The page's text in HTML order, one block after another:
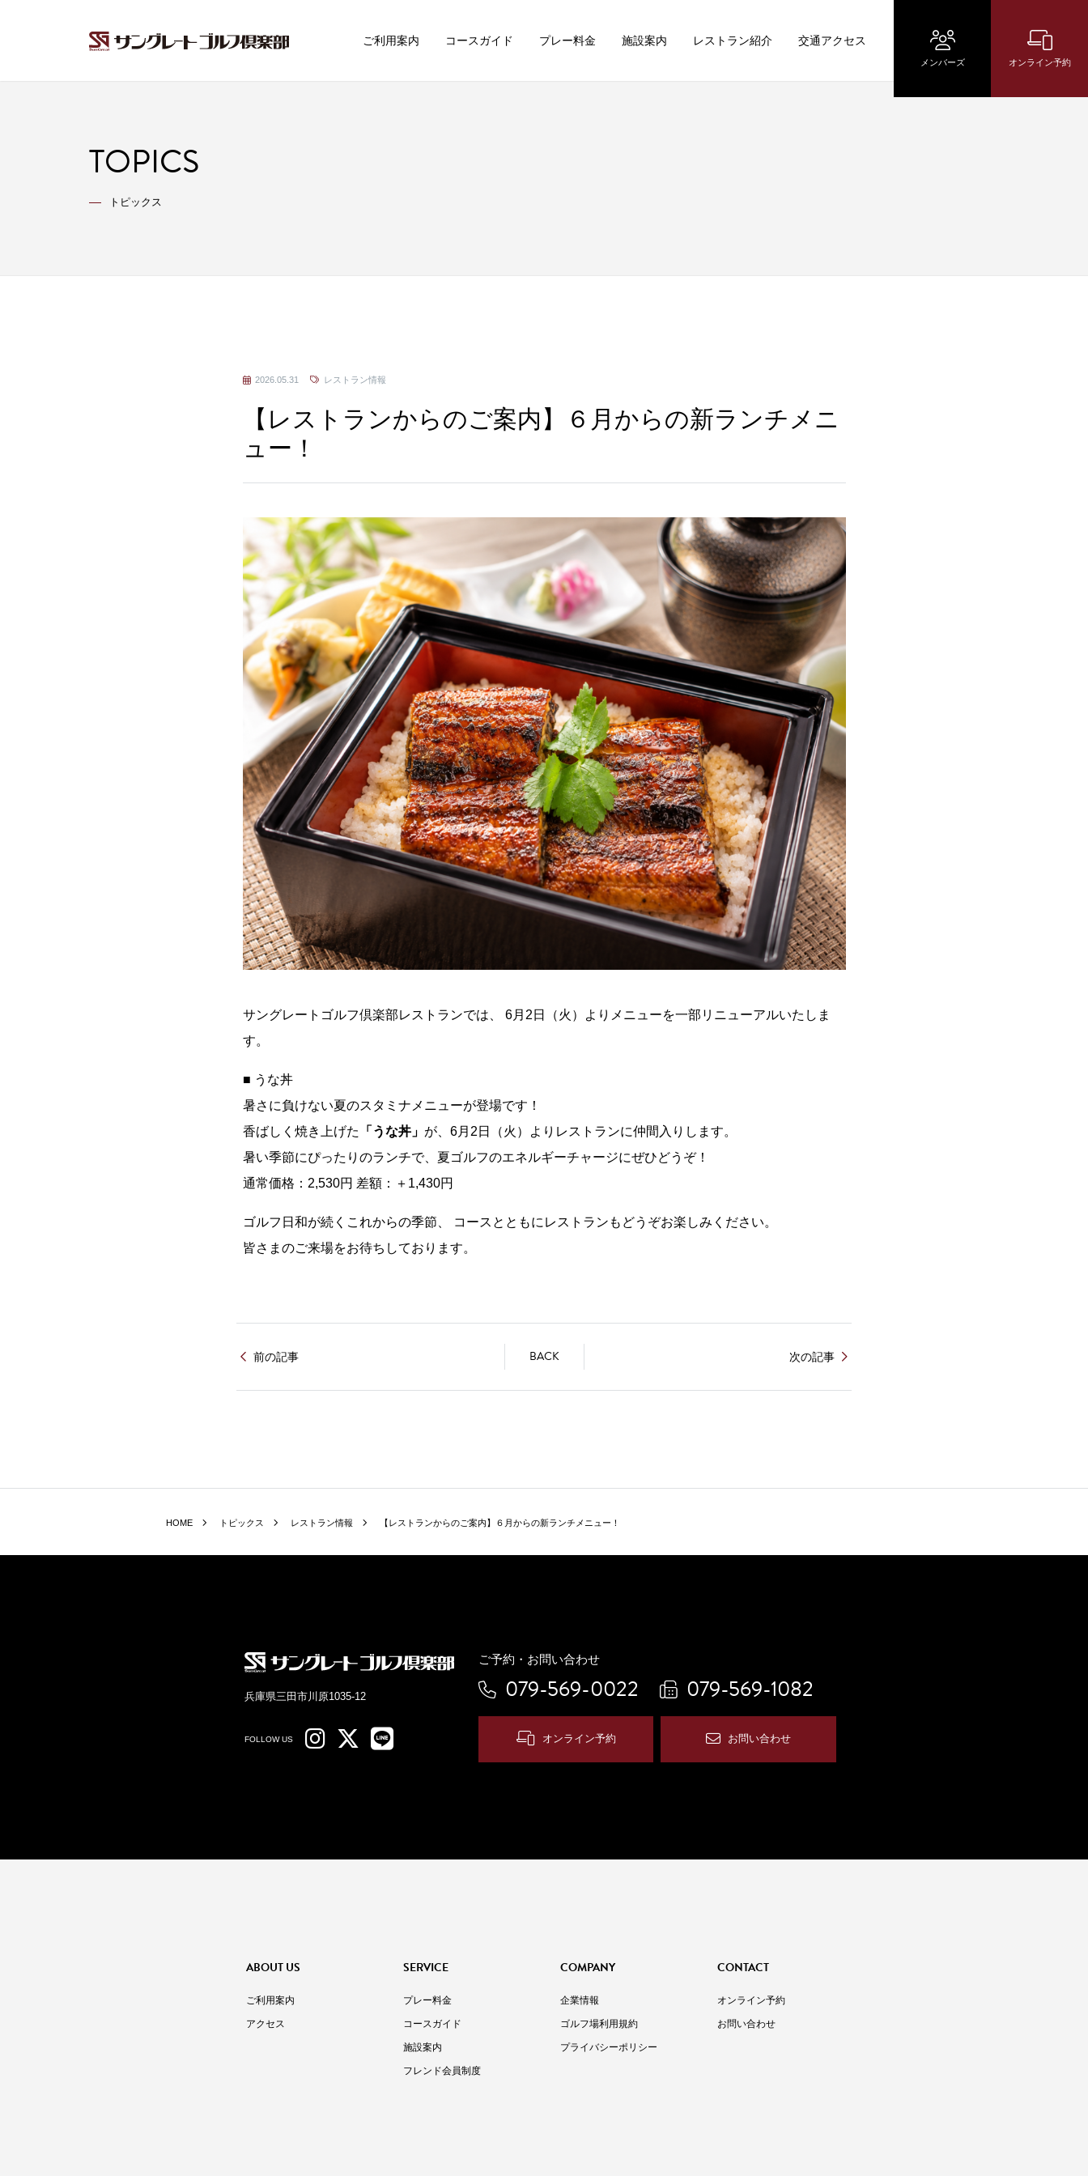
ご利用案内 コースガイド プレー料金 施設案内 レストラン紹介 交通アクセス
メンバーズ オンライン予約
TOPICS
トピックス
2026.05.31 レストラン情報
【レストランからのご案内】６月からの新ランチメニ
ュー！
サングレートゴルフ倶楽部レストランでは、 6月2日（火）よりメニューを一部リニューアルいたしま
す。
■ うな丼
暑さに負けない夏のスタミナメニューが登場です！
香ばしく焼き上げた 「うな丼」 が、6月2日（火）よりレストランに仲間入りします。
暑い季節にぴったりのランチで、夏ゴルフのエネルギーチャージにぜひどうぞ！
通常価格：2,530円 差額：＋1,430円
ゴルフ日和が続くこれからの季節、 コースとともにレストランもどうぞお楽しみください。
皆さまのご来場をお待ちしております。
前の記事 BACK 次の記事
HOME トピックス レストラン情報 【レストランからのご案内】６月からの新ランチメニュー！
兵庫県三田市川原1035-12
FOLLOW US
ご予約・お問い合わせ
079-569-0022 079-569-1082
オンライン予約 お問い合わせ
ABOUT US
ご利用案内
アクセス
SERVICE
プレー料金
コースガイド
施設案内
フレンド会員制度
COMPANY
企業情報
ゴルフ場利用規約
プライバシーポリシー
CONTACT
オンライン予約
お問い合わせ